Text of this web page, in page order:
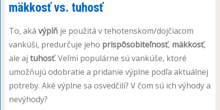
mäkkosť vs. tuhosť
To, aká výplňje použitá v tehotenskom/dojčiacom
vankúši, predurčuje jeho prispôsobiteľnosť, mäkkosť,
ale aj tuhosť. Veľmi populárne sú vankúše, ktoré
umožňujú odobratie a pridanie výplne podľa aktuálnej
potreby. Aké výplne sa osvedčili? V čom sú ich výhody a
nevýhody?